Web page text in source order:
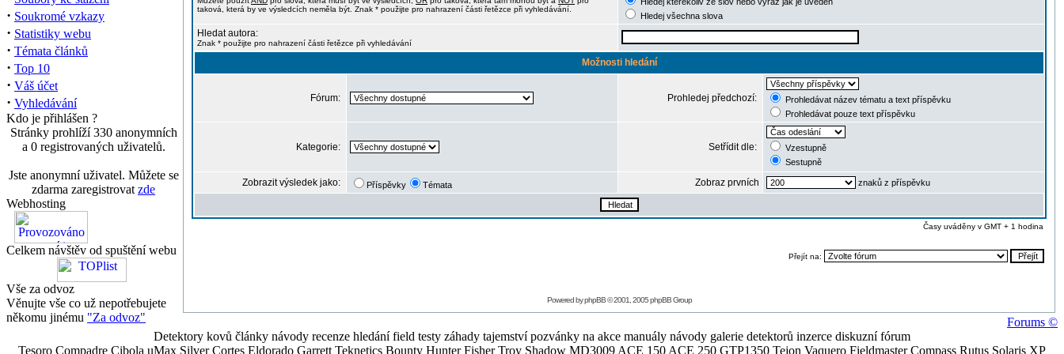
· Soukromé vzkazy
· Statistiky webu
· Témata článků
· Top 10
· Váš účet
· Vyhledávání
Kdo je přihlášen ?
Stránky prohlíží 330 anonymních
a 0 registrovaných uživatelů.
Jste anonymní uživatel. Můžete se
zdarma zaregistrovat zde
Webhosting
Celkem návštěv od spuštění webu
Vše za odvoz
Věnujte vše co už nepotřebujete
někomu jinému "Za odvoz"
taková, která by ve výsledcích neměla být. Znak * použijte pro nahrazení části řetězce při vyhledávání.
Hledej všechna slova
Hledat autora:
Znak * použijte pro nahrazení části řetězce při vyhledávání
Možnosti hledání
Fórum: Prohledej předchozí:
Prohledávat název tématu a text příspěvku
Prohledávat pouze text příspěvku
Kategorie: Setřídit dle:
Vzestupně
Sestupně
Zobrazit výsledek jako: Příspěvky Témata Zobraz prvních znaků z příspěvku
Časy uváděny v GMT + 1 hodina
Přejít na:
Powered byphpBB© 2001, 2005 phpBB Group
Forums ©
Detektory kovů články návody recenze hledání field testy záhady tajemství pozvánky na akce manuály návody galerie detektorů inzerce diskuzní fórum
Tesoro Compadre Cibola uMax Silver Cortes Eldorado Garrett Teknetics Bounty Hunter Fisher Troy Shadow MD3009 ACE 150 ACE 250 GTP1350 Tejon Vaquero Fieldmaster Compass Rutus Solaris XP